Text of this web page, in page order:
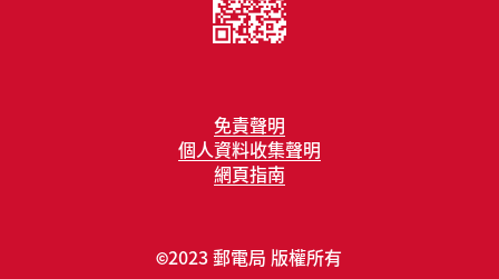
免責聲明
個人資料收集聲明
網頁指南
©2023 郵電局 版權所有